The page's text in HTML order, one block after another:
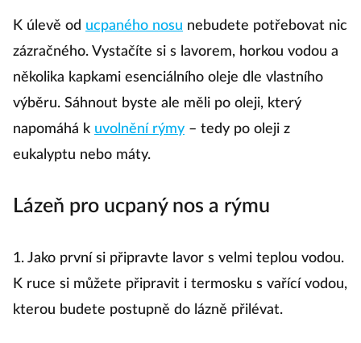
K úlevě od ucpaného nosu nebudete potřebovat nic
zázračného. Vystačíte si s lavorem, horkou vodou a
několika kapkami esenciálního oleje dle vlastního
výběru. Sáhnout byste ale měli po oleji, který
napomáhá k uvolnění rýmy – tedy po oleji z
eukalyptu nebo máty.
Lázeň pro ucpaný nos a rýmu
1. Jako první si připravte lavor s velmi teplou vodou.
K ruce si můžete připravit i termosku s vařící vodou,
kterou budete postupně do lázně přilévat.